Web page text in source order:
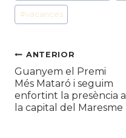
#vacances
Navegació
d'entrades
ANTERIOR
Guanyem el Premi
Més Mataró i seguim
enfortint la presència a
la capital del Maresme